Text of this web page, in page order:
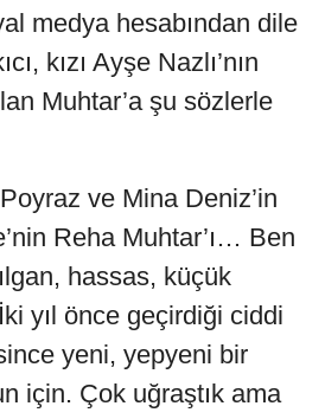
medya hesabından dile
kızı Ayşe Nazlı’nın
Muhtar’a şu sözlerle
Poyraz ve Mina Deniz’in
Reha Muhtar’ı… Ben
hassas, küçük
yıl önce geçirdiği ciddi
yeni, yepyeni bir
için. Çok uğraştık ama